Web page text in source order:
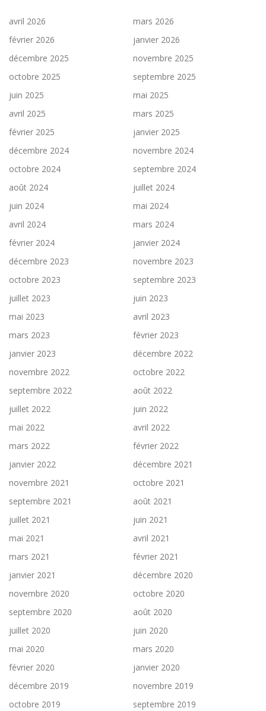
avril 2026
mars 2026
février 2026
janvier 2026
décembre 2025
novembre 2025
octobre 2025
septembre 2025
juin 2025
mai 2025
avril 2025
mars 2025
février 2025
janvier 2025
décembre 2024
novembre 2024
octobre 2024
septembre 2024
août 2024
juillet 2024
juin 2024
mai 2024
avril 2024
mars 2024
février 2024
janvier 2024
décembre 2023
novembre 2023
octobre 2023
septembre 2023
juillet 2023
juin 2023
mai 2023
avril 2023
mars 2023
février 2023
janvier 2023
décembre 2022
novembre 2022
octobre 2022
septembre 2022
août 2022
juillet 2022
juin 2022
mai 2022
avril 2022
mars 2022
février 2022
janvier 2022
décembre 2021
novembre 2021
octobre 2021
septembre 2021
août 2021
juillet 2021
juin 2021
mai 2021
avril 2021
mars 2021
février 2021
janvier 2021
décembre 2020
novembre 2020
octobre 2020
septembre 2020
août 2020
juillet 2020
juin 2020
mai 2020
mars 2020
février 2020
janvier 2020
décembre 2019
novembre 2019
octobre 2019
septembre 2019